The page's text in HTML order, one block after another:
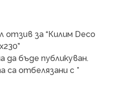
отзив за “Килим Deco
да бъде публикуван.
са отбелязани с *